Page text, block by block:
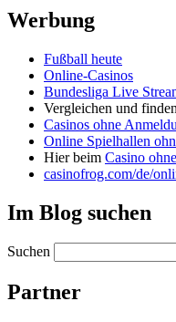
Werbung
Fußball heute
Online-Casinos
Bundesliga Live
Vergleichen und
Casinos ohne
Online Spielhallen
Hier beim Casino
casinofrog.com/de/
Im Blog suchen
Suchen
Partner